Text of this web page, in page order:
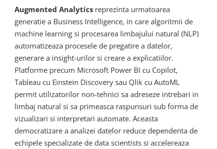
Augmented Analytics reprezinta urmatoarea
generatie a Business Intelligence, in care algoritmii de
machine learning si procesarea limbajului natural (NLP)
automatizeaza procesele de pregatire a datelor,
generare a insight-urilor si creare a explicatiilor.
Platforme precum Microsoft Power BI cu Copilot,
Tableau cu Einstein Discovery sau Qlik cu AutoML
permit utilizatorilor non-tehnici sa adreseze intrebari in
limbaj natural si sa primeasca raspunsuri sub forma de
vizualizari si interpretari automate. Aceasta
democratizare a analizei datelor reduce dependenta de
echipele specializate de data scientists si accelereaza